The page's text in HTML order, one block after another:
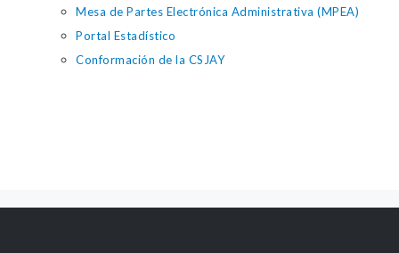
Mesa de Partes Electrónica Administrativa (MPEA)
Portal Estadístico
Conformación de la CSJAY